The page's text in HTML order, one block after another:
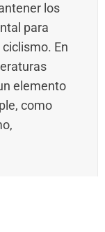
los
para
En
elemento
como